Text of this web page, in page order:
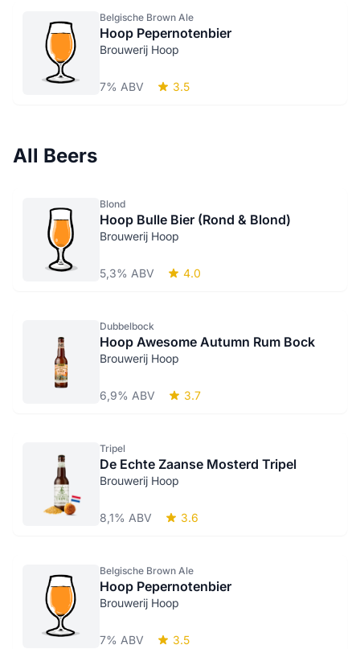
Belgische Brown Ale
Hoop Pepernotenbier
Brouwerij Hoop
7% ABV 3.5
All Beers
Blond
Hoop Bulle Bier (Rond & Blond)
Brouwerij Hoop
5,3% ABV 4.0
Dubbelbock
Hoop Awesome Autumn Rum Bock
Brouwerij Hoop
6,9% ABV 3.7
Tripel
De Echte Zaanse Mosterd Tripel
Brouwerij Hoop
8,1% ABV 3.6
Belgische Brown Ale
Hoop Pepernotenbier
Brouwerij Hoop
7% ABV 3.5